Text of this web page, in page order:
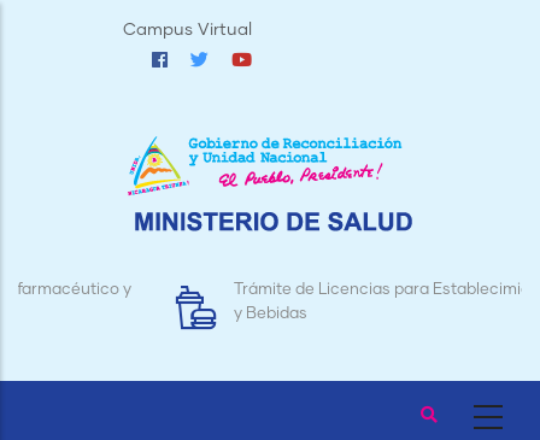
Campus Virtual
Trámite de Licencias para Establecimientos de Alimentos